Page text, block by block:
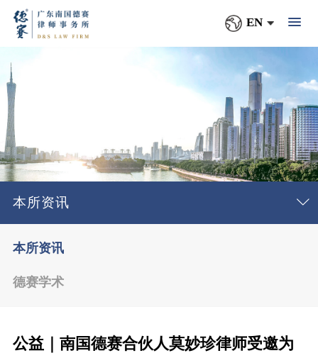
EN
本所资讯
本所资讯
德赛学术
公益｜南国德赛合伙人莫妙珍律师受邀为